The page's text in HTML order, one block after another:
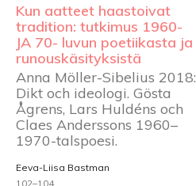
Kun aatteet haastoivat
tradition: tutkimus 1960-
JA 70- luvun poetiikasta ja
runouskäsityksistä
Anna Möller-Sibelius 2018:
Dikt och ideologi. Gösta
Ågrens, Lars Huldéns och
Claes Anderssons 1960–
1970-talspoesi.
Eeva-Liisa Bastman
102–104